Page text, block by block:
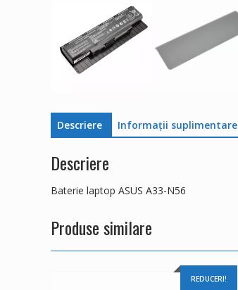
Descriere Informații suplimentare
Descriere
Baterie laptop ASUS A33-N56
Produse similare
REDUCERI!